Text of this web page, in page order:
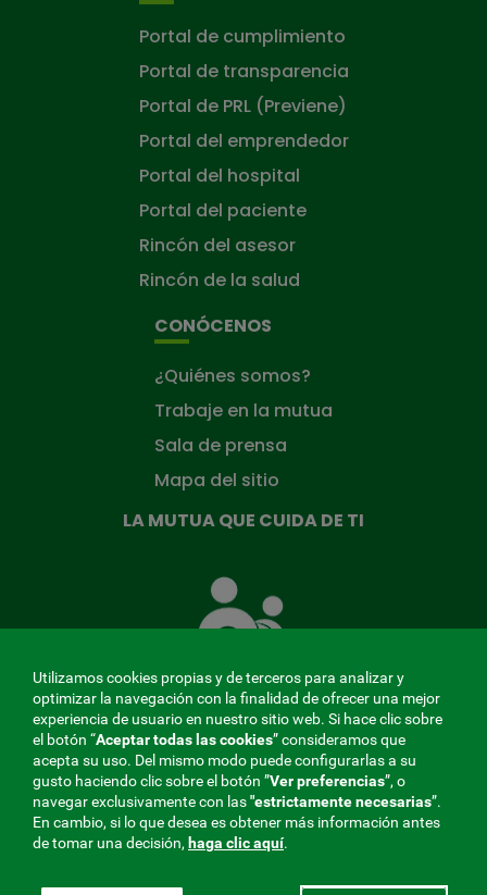
Portal de cumplimiento
Portal de transparencia
Portal de PRL (Previene)
Portal del emprendedor
Portal del hospital
Portal del paciente
Rincón del asesor
Rincón de la salud
CONÓCENOS
¿Quiénes somos?
Trabaje en la mutua
Sala de prensa
Mapa del sitio
LA MUTUA QUE CUIDA DE TI
Mutua
que
ti
MENÚ
REDES
SOCIALES
Aviso legal|Privacidad
Utilizamos cookies propias y de terceros para analizar y
optimizar la navegación con la finalidad de ofrecer una mejor
experiencia de usuario en nuestro sitio web. Si hace clic sobre
el botón “Aceptar todas las cookies” consideramos que
acepta su uso. Del mismo modo puede configurarlas a su
gusto haciendo clic sobre el botón ”Ver preferencias”, o
navegar exclusivamente con las"estrictamentenecesarias”.
En cambio, si lo que desea es obtener más información antes
de tomar una decisión, haga clic aquí.